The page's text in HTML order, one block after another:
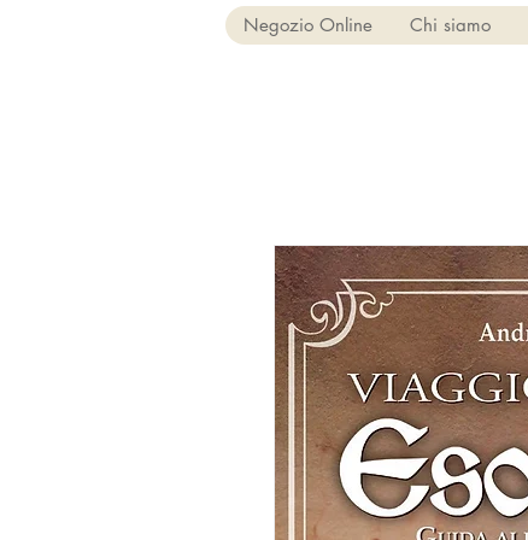
Negozio Online Chi siamo